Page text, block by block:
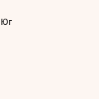
Юг